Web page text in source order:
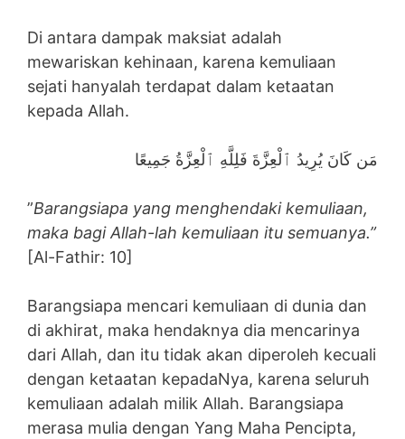
Di antara dampak maksiat adalah
mewariskan kehinaan, karena kemuliaan
sejati hanyalah terdapat dalam ketaatan
kepada Allah.
مَن كَانَ يُرِيدُ ٱلْعِزَّةَ فَلِلَّهِ ٱلْعِزَّةُ جَمِيعًا
”Barangsiapa yang menghendaki kemuliaan,
maka bagi Allah-lah kemuliaan itu semuanya.”
[Al-Fathir: 10]
Barangsiapa mencari kemuliaan di dunia dan
di akhirat, maka hendaknya dia mencarinya
dari Allah, dan itu tidak akan diperoleh kecuali
dengan ketaatan kepadaNya, karena seluruh
kemuliaan adalah milik Allah. Barangsiapa
merasa mulia dengan Yang Maha Pencipta,